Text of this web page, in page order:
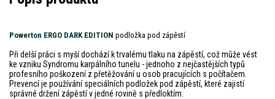
Powerton ERGO DARK EDITION podložka pod zápěstí
Při delší práci s myší dochází k trvalému tlaku na zápěstí, což může vést
ke vzniku Syndromu karpálního tunelu - jednoho z nejčastějších typů
profesního poškození z přetěžování u osob pracujících s počítačem.
Prevencí je používání speciálních podložek pod zápěstí, které zajistí
správné držení zápěstí v jedné rovině s předloktím.